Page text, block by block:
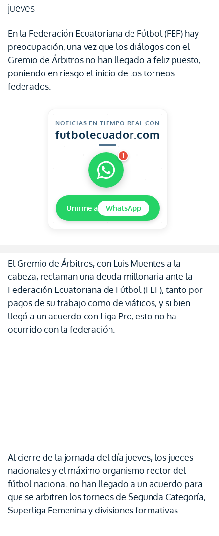
jueves
En la Federación Ecuatoriana de Fútbol (FEF) hay
preocupación, una vez que los diálogos con el
Gremio de Árbitros no han llegado a feliz puesto,
poniendo en riesgo el inicio de los torneos
federados.
NOTICIAS EN TIEMPO REAL CON
futbolecuador.com
1
Unirme a WhatsApp
El Gremio de Árbitros, con Luis Muentes a la
cabeza, reclaman una deuda millonaria ante la
Federación Ecuatoriana de Fútbol (FEF), tanto por
pagos de su trabajo como de viáticos, y si bien
llegó a un acuerdo con Liga Pro, esto no ha
ocurrido con la federación.
Al cierre de la jornada del día jueves, los jueces
nacionales y el máximo organismo rector del
fútbol nacional no han llegado a un acuerdo para
que se arbitren los torneos de Segunda Categoría,
Superliga Femenina y divisiones formativas.